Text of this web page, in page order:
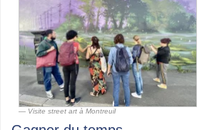
Visite street art à Montreuil